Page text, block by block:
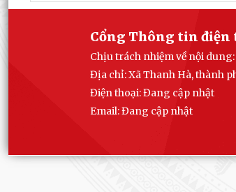
Cổng Thông tin điện
Chịu trách nhiệm về nội
Địa chỉ: Xã Thanh Hà, thành
Điện thoại: Đang cập nhật
Email:Đang cập nhật